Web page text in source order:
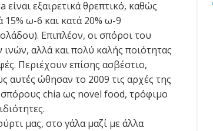
εξαιρετικά θρεπτικό, καθώς
15% ω-6 και κατά 20% ω-9
Επιπλέον, οι σπόροι του
αλλά και πολύ καλής ποιότητας
Περιέχουν επίσης ασβέστιο,
αυτές ώθησαν το 2009 τις αρχές της
chia ως novel food, τρόφιμο
μας, στο γάλα μαζί με άλλα